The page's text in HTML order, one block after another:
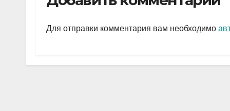
gr
a
s
A
p
а
в
ть
Для отправки комментария вам необходимо